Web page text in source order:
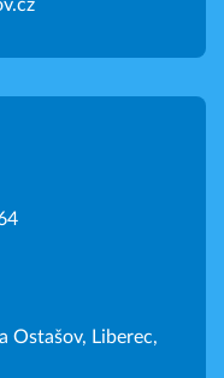
Ostašov, Liberec,